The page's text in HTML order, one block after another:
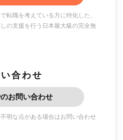
転職を考えている方に特化した、
の支援を行う日本最大級の完全無
合わせ
お問い合わせ
明な点がある場合はお問い合わせ